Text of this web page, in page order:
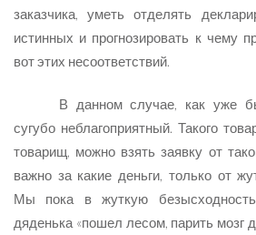
заказчика, уметь отделять
истинных и прогнозировать к чему
вот этих несоответствий.
В данном случае, как уже
сугубо неблагоприятный. Такого
товарищ, можно взять заявку от
важно за какие деньги, только от
Мы пока в жуткую
дяденька «пошел лесом, парить мозг